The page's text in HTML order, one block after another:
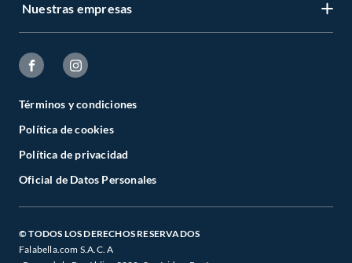
Nuestras empresas
Términos y condiciones
Política de cookies
Política de privacidad
Oficial de Datos Personales
© TODOS LOS DERECHOS RESERVADOS
Falabella.com S.A.C. A